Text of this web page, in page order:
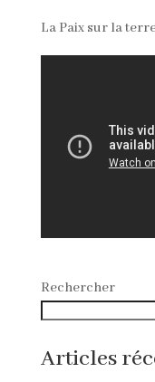
La Paix sur la
Rechercher
Articles